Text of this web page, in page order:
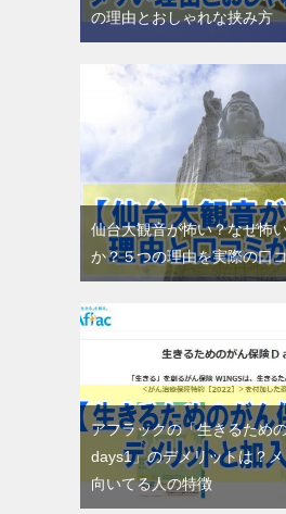
の理由とおしゃれな挟み方
仙台大観音が怖い？なぜ怖
か？５つの理由を実際の口
アフラックの「生きるため
days1」のデメリットは？
向いてる人の特徴